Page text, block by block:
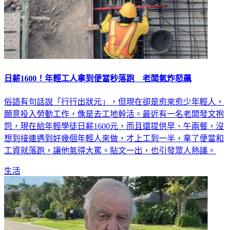
日薪1600！年輕工人拿到便當秒落跑 老闆氣炸怒飆
俗語有句話說「行行出狀元」，但現在卻是愈來愈少年輕人，
願意投入勞動工作，像是去工地幹活。最近有一名老闆發文抱
怨，現在給年輕學徒日薪1600元，而且還提供早、午兩餐，沒
想到接連遇到好幾個年輕人來做，才上工到一半，拿了便當和
工資就落跑，讓他氣得大罵。貼文一出，也引發眾人熱議。
生活